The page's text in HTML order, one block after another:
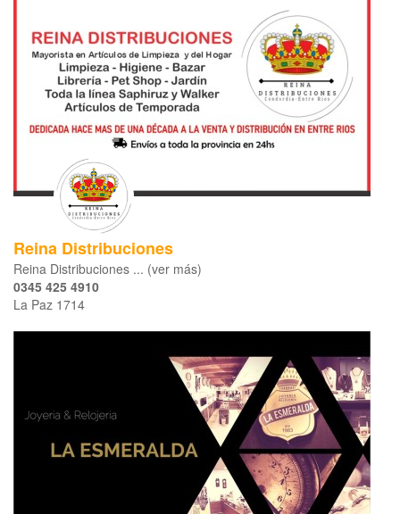
Reina Distribuciones
Reina Distribuciones ... (ver más)
0345 425 4910
La Paz 1714